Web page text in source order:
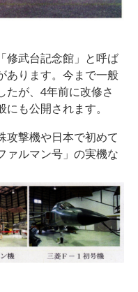
修武台記念館」と呼ば
あります。今まで一般
たが、4年前に改修さ
も公開されます。
攻撃機や日本で初めて
ァルマン号」の実機な